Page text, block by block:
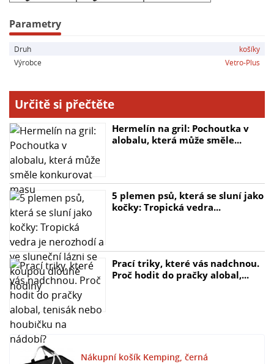
Parametry
Druh
košíky
Výrobce
Vetro-Plus
Určitě si přečtěte
Hermelín na gril: Pochoutka v
alobalu, která může směle...
5 plemen psů, která se sluní jako
kočky: Tropická vedra...
Prací triky, které vás nadchnou.
Proč hodit do pračky alobal,...
Nákupní košík Kemping, černá